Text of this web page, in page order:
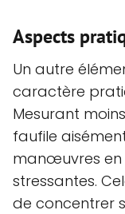
Aspects
Un autre
caractère
Mesurant
faufile
manœuvres en
stressantes.
de concentrer